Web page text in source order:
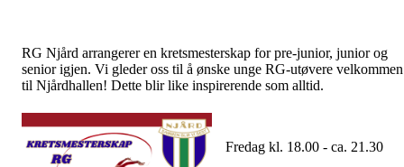
RG Njård arrangerer en kretsmesterskap forpre-junior, junior og
seniorigjen. Vi gleder oss til å ønske unge RG-utøvere velkommen
til Njårdhallen! Dette blir like inspirerende som alltid.
Fredag kl. 18.00 - ca. 21.30